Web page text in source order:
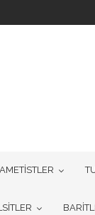
AMETİSTLER